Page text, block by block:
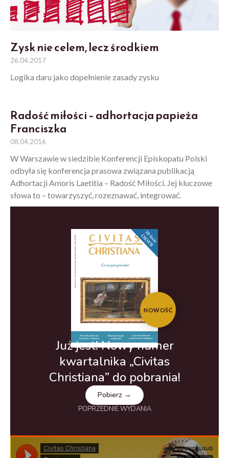
Zysk nie celem, lecz środkiem
26.04.2017
Logika daru jako dopełnienie zasady zysku
Radość miłości – adhortacja papieża
Franciszka
08.04.2016
W Warszawie w siedzibie Konferencji Episkopatu Polski
odbyła się konferencja prasowa związana publikacją
Adhortacji Amoris Laetitia – Radość Miłości. Jej kluczowe
słowa to – towarzyszyć, rozeznawać, integrować.
NOWOŚĆ
Już jest! Nowy numer
kwartalnika „Civitas
Christiana” do pobrania!
Pobierz →
POPRZEDNIE WYDANIA